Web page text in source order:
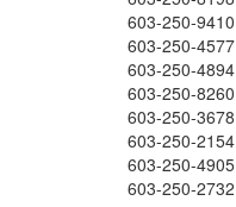
603-250-9410
603-250-4577
603-250-4894
603-250-8260
603-250-3678
603-250-2154
603-250-4905
603-250-2732